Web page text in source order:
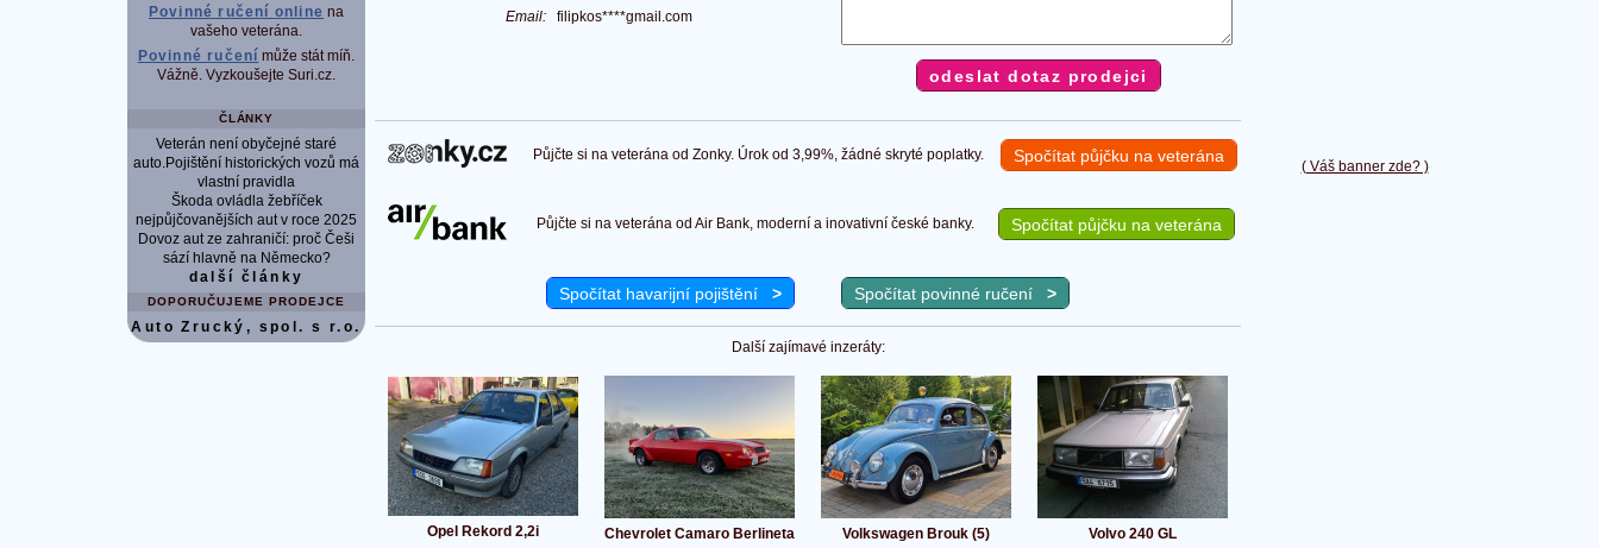
( Váš banner zde? )
Povinné ručení online na
vašeho veterána.
Povinné ručení může stát míň.
Vážně. Vyzkoušejte Suri.cz.
ČLÁNKY
Veterán není obyčejné staré
auto.Pojištění historických vozů má
vlastní pravidla
Škoda ovládla žebříček
nejpůjčovanějších aut v roce 2025
Dovoz aut ze zahraničí: proč Češi
sází hlavně na Německo?
další články
DOPORUČUJEME PRODEJCE
Auto Zrucký, spol. s r.o.
Email: filipkos****gmail.com
Půjčte si na veterána od Zonky. Úrok od 3,99%, žádné skryté poplatky. Spočítat půjčku na veterána
Půjčte si na veterána od Air Bank, moderní a inovativní české banky. Spočítat půjčku na veterána
Spočítat havarijní pojištění > Spočítat povinné ručení >
Další zajímavé inzeráty:
Opel Rekord 2,2i Chevrolet Camaro Berlineta Volkswagen Brouk (5) Volvo 240 GL